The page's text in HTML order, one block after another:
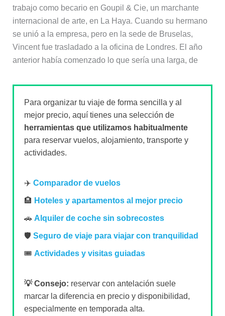
trabajo como becario en Goupil & Cie, un marchante
internacional de arte, en La Haya. Cuando su hermano
se unió a la empresa, pero en la sede de Bruselas,
Vincent fue trasladado a la oficina de Londres. El año
anterior había comenzado lo que sería una larga, de
Para organizar tu viaje de forma sencilla y al
mejor precio, aquí tienes una selección de
herramientas que utilizamos habitualmente
para reservar vuelos, alojamiento, transporte y
actividades.
✈️ Comparador de vuelos
🏨 Hoteles y apartamentos al mejor precio
🚗 Alquiler de coche sin sobrecostes
🛡️ Seguro de viaje para viajar con tranquilidad
🎟️ Actividades y visitas guiadas
💡 Consejo: reservar con antelación suele
marcar la diferencia en precio y disponibilidad,
especialmente en temporada alta.